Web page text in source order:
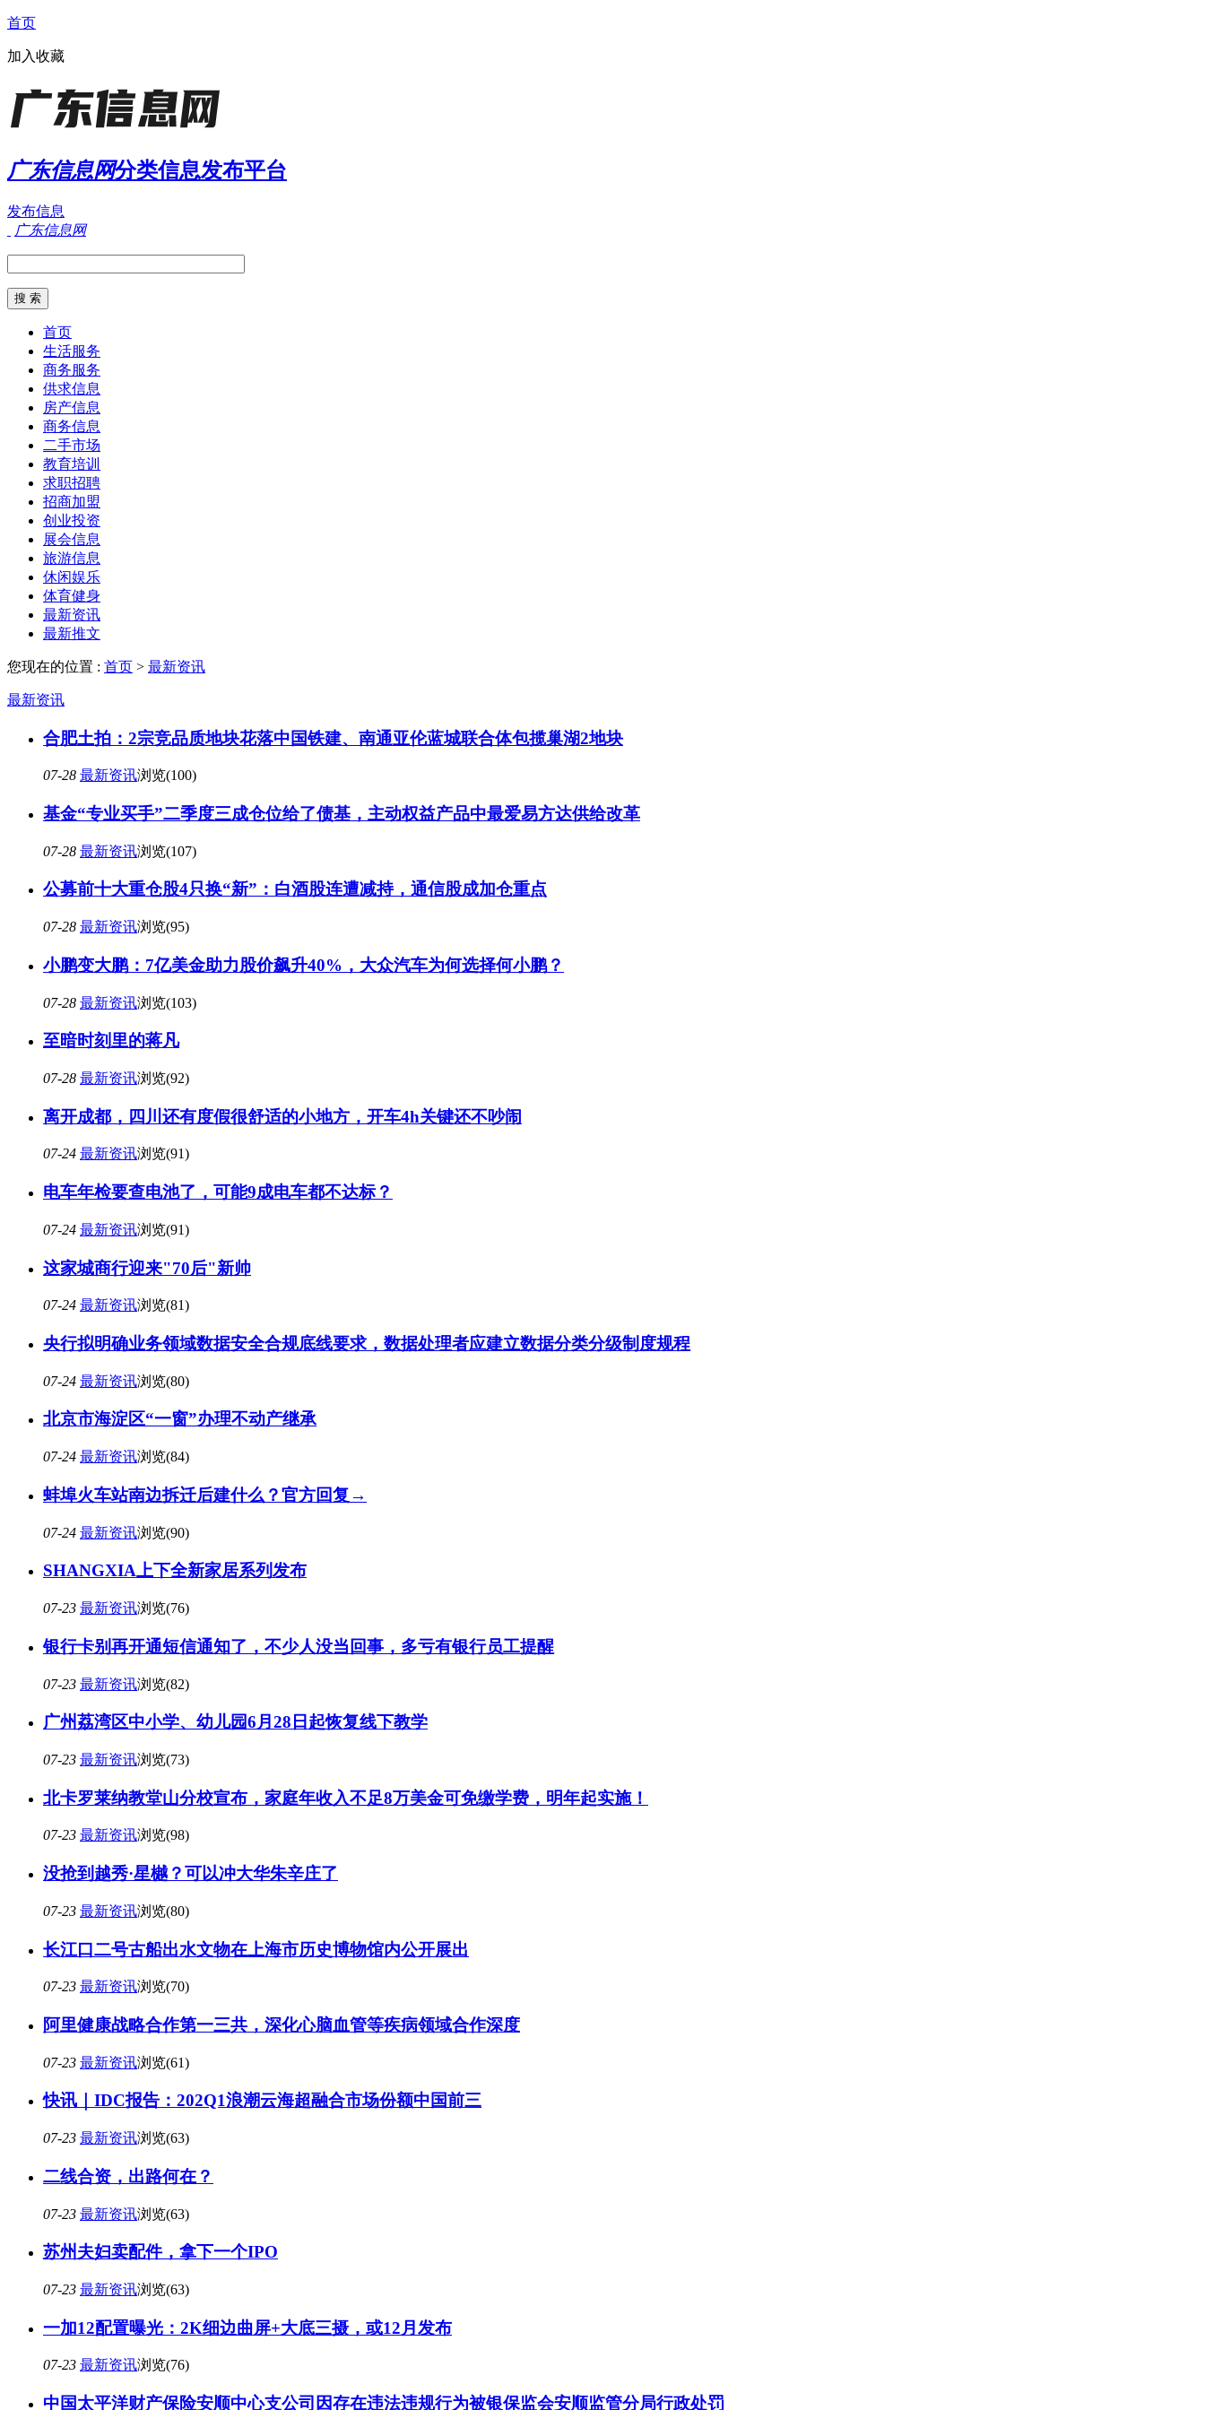
首页
加入收藏
广东信息网分类信息发布平台
发布信息
广东信息网
首页
生活服务
商务服务
供求信息
房产信息
商务信息
二手市场
教育培训
求职招聘
招商加盟
创业投资
展会信息
旅游信息
休闲娱乐
体育健身
最新资讯
最新推文
您现在的位置 : 首页 > 最新资讯
最新资讯
合肥土拍：2宗竞品质地块花落中国铁建、南通亚伦蓝城联合体包揽巢湖2地块
07-28 最新资讯浏览(100)
基金“专业买手”二季度三成仓位给了债基，主动权益产品中最爱易方达供给改革
07-28 最新资讯浏览(107)
公募前十大重仓股4只换“新”：白酒股连遭减持，通信股成加仓重点
07-28 最新资讯浏览(95)
小鹏变大鹏：7亿美金助力股价飙升40%，大众汽车为何选择何小鹏？
07-28 最新资讯浏览(103)
至暗时刻里的蒋凡
07-28 最新资讯浏览(92)
离开成都，四川还有度假很舒适的小地方，开车4h关键还不吵闹
07-24 最新资讯浏览(91)
电车年检要查电池了，可能9成电车都不达标？
07-24 最新资讯浏览(91)
这家城商行迎来"70后"新帅
07-24 最新资讯浏览(81)
央行拟明确业务领域数据安全合规底线要求，数据处理者应建立数据分类分级制度规程
07-24 最新资讯浏览(80)
北京市海淀区“一窗”办理不动产继承
07-24 最新资讯浏览(84)
蚌埠火车站南边拆迁后建什么？官方回复→
07-24 最新资讯浏览(90)
SHANGXIA上下全新家居系列发布
07-23 最新资讯浏览(76)
银行卡别再开通短信通知了，不少人没当回事，多亏有银行员工提醒
07-23 最新资讯浏览(82)
广州荔湾区中小学、幼儿园6月28日起恢复线下教学
07-23 最新资讯浏览(73)
北卡罗莱纳教堂山分校宣布，家庭年收入不足8万美金可免缴学费，明年起实施！
07-23 最新资讯浏览(98)
没抢到越秀·星樾？可以冲大华朱辛庄了
07-23 最新资讯浏览(80)
长江口二号古船出水文物在上海市历史博物馆内公开展出
07-23 最新资讯浏览(70)
阿里健康战略合作第一三共，深化心脑血管等疾病领域合作深度
07-23 最新资讯浏览(61)
快讯｜IDC报告：202Q1浪潮云海超融合市场份额中国前三
07-23 最新资讯浏览(63)
二线合资，出路何在？
07-23 最新资讯浏览(63)
苏州夫妇卖配件，拿下一个IPO
07-23 最新资讯浏览(63)
一加12配置曝光：2K细边曲屏+大底三摄，或12月发布
07-23 最新资讯浏览(76)
中国太平洋财产保险安顺中心支公司因存在违法违规行为被银保监会安顺监管分局行政处罚